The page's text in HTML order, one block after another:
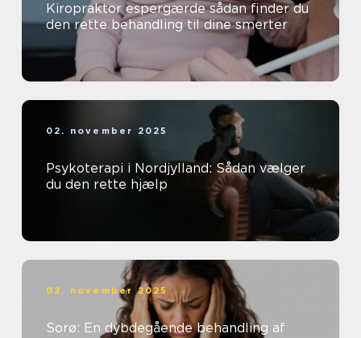
Kiropraktor espergærde sådan finder du
den rette behandling til dine smerter
02. november 2025
Psykoterapi i Nordjylland: Sådan vælger
du den rette hjælp
02. november 2025
Sorø: En dybdegående behandling af